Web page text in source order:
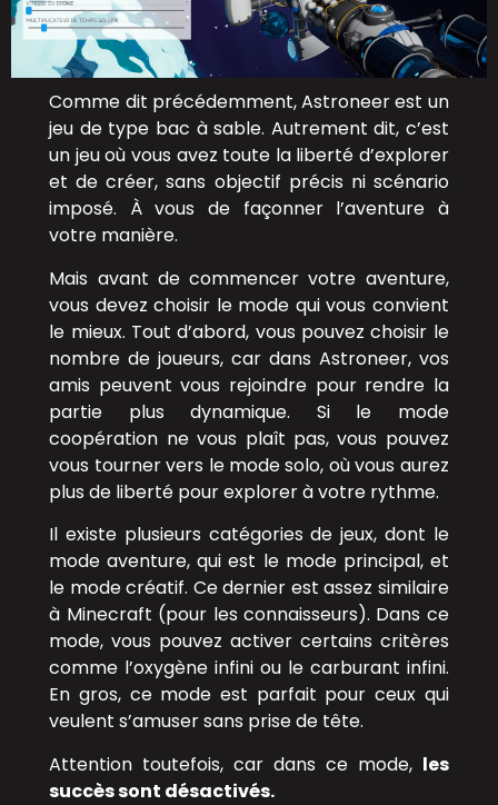
Comme dit précédemment, Astroneer est un
jeu de type bac à sable. Autrement dit, c’est
un jeu où vous avez toute la liberté d’explorer
et de créer, sans objectif précis ni scénario
imposé. À vous de façonner l’aventure à
votre manière.
Mais avant de commencer votre aventure,
vous devez choisir le mode qui vous convient
le mieux. Tout d’abord, vous pouvez choisir le
nombre de joueurs, car dans Astroneer, vos
amis peuvent vous rejoindre pour rendre la
partie plus dynamique. Si le mode
coopération ne vous plaît pas, vous pouvez
vous tourner vers le mode solo, où vous aurez
plus de liberté pour explorer à votre rythme.
Il existe plusieurs catégories de jeux, dont le
mode aventure, qui est le mode principal, et
le mode créatif. Ce dernier est assez similaire
à Minecraft (pour les connaisseurs). Dans ce
mode, vous pouvez activer certains critères
comme l’oxygène infini ou le carburant infini.
En gros, ce mode est parfait pour ceux qui
veulent s’amuser sans prise de tête.
Attention toutefois, car dans ce mode, les
succès sont désactivés.